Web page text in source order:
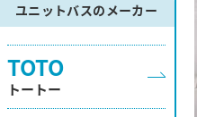
ユニットバスのメーカー
TOTO
トートー